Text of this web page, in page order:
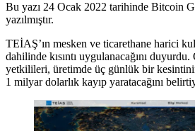
Bu yazı 24 Ocak 2022 tarihinde Bitcoin
yazılmıştır.
TEİAŞ’ın mesken ve ticarethane harici
dahilinde kısıntı uygulanacağını
yetkilileri, üretimde üç günlük bir
1 milyar dolarlık kayıp yaratacağını